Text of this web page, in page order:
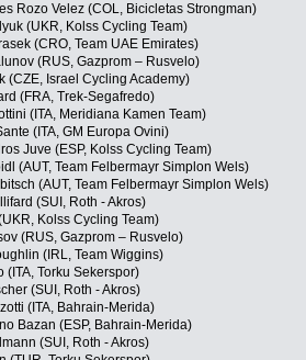
Rozo Velez (COL, Bicicletas Strongman)
(UKR, Kolss Cycling Team)
(CRO, Team UAE Emirates)
(RUS, Gazprom – Rusvelo)
(CZE, Israel Cycling Academy)
(FRA, Trek-Segafredo)
(ITA, Meridiana Kamen Team)
(ITA, GM Europa Ovini)
Juve (ESP, Kolss Cycling Team)
(AUT, Team Felbermayr Simplon Wels)
(AUT, Team Felbermayr Simplon Wels)
(SUI, Roth - Akros)
Kolss Cycling Team)
(RUS, Gazprom – Rusvelo)
(IRL, Team Wiggins)
(ITA, Torku Sekerspor)
(SUI, Roth - Akros)
(ITA, Bahrain-Merida)
Bazan (ESP, Bahrain-Merida)
(SUI, Roth - Akros)